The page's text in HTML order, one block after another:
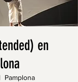
en
Pamplona